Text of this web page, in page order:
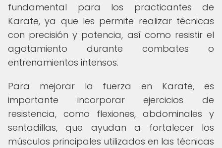
fundamental para los practicantes de
Karate, ya que les permite realizar técnicas
con precisión y potencia, así como resistir el
agotamiento durante combates o
entrenamientos intensos.
Para mejorar la fuerza en Karate, es
importante incorporar ejercicios de
resistencia, como flexiones, abdominales y
sentadillas, que ayudan a fortalecer los
músculos principales utilizados en las técnicas